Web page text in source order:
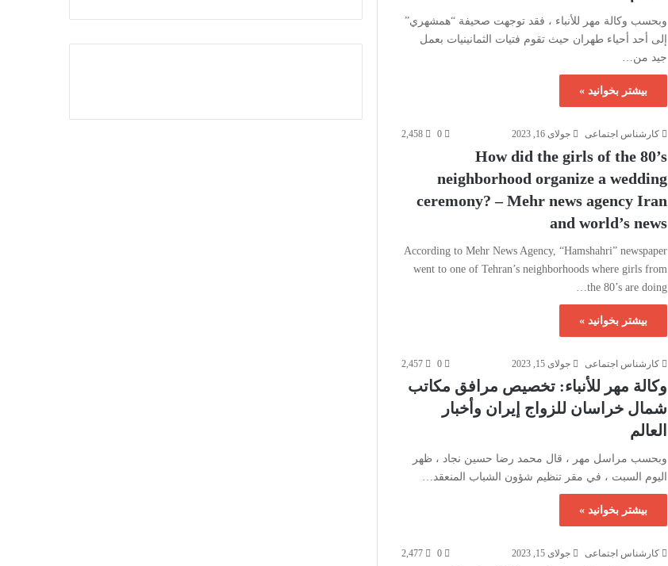
وبحسب وكالة مهر للأنباء ، فقد توجهت صحيفة “همشهري”
إلى أحد أحياء طهران حيث تقوم فتيات الثمانينيات بعمل
جيد من…
بیشتر بخوانید »
کارشناس اجتماعی جولای 16, 2023 0
2,458
How did the girls of the 80’s
neighborhood organize a wedding
ceremony? – Mehr news agency Iran
and world’s news
According to Mehr News Agency, “Hamshahri” newspaper
went to one of Tehran’s neighborhoods where girls from
the 80’s are doing…
بیشتر بخوانید »
کارشناس اجتماعی جولای 15, 2023 0
2,457
وكالة مهر للأنباء: تخصيص مرافق مكاتب
شمال خراسان للزواج إيران وأخبار
العالم
وبحسب مراسل مهر ، قال محمد رضا حسين نجاد ، ظهر
اليوم السبت ، في مقر تنظيم شؤون الشباب المنعقد…
بیشتر بخوانید »
کارشناس اجتماعی جولای 15, 2023 0
2,477